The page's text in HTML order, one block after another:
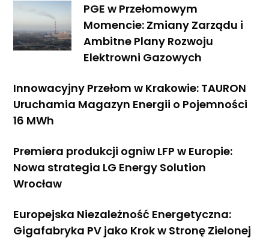
PGE w Przełomowym
Momencie: Zmiany Zarządu i
Ambitne Plany Rozwoju
Elektrowni Gazowych
Innowacyjny Przełom w Krakowie: TAURON
Uruchamia Magazyn Energii o Pojemności
16 MWh
Premiera produkcji ogniw LFP w Europie:
Nowa strategia LG Energy Solution
Wrocław
Europejska Niezależność Energetyczna:
Gigafabryka PV jako Krok w Stronę Zielonej